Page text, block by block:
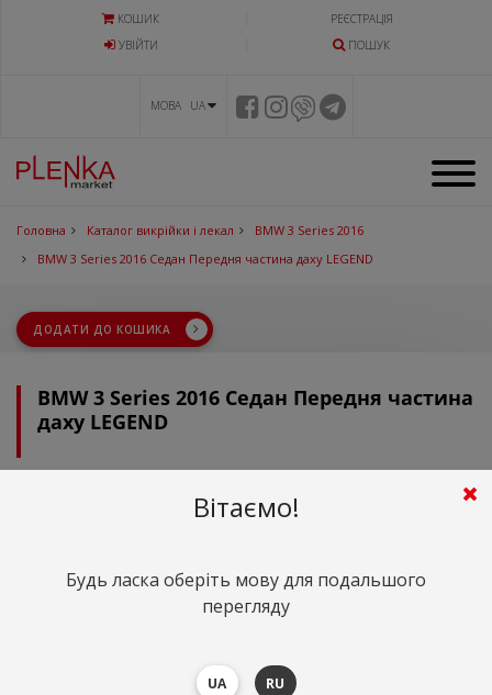
КОШИК
РЕЄСТРАЦІЯ
УВIЙТИ
ПОШУК
МОВА UA
Головна Каталог викрійки і лекал
BMW 3 Series 2016
BMW 3 Series 2016 Седан Передня частина даху LEGEND
ДОДАТИ ДО КОШИКА
BMW 3 Series 2016 Седан Передня частина
даху LEGEND
грн.
Вітаємо!
Будь ласка оберіть мову для подальшого
перегляду
UA RU